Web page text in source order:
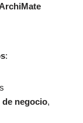
:
negocio,